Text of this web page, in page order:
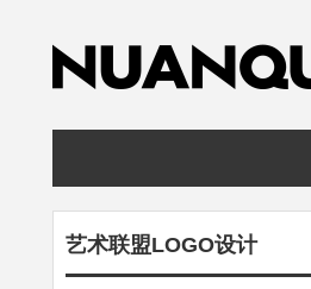
艺术联盟LOGO设计